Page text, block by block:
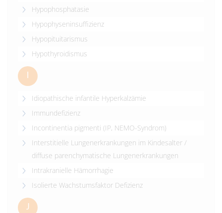
Hypophosphatasie
Hypophyseninsuffizienz
Hypopituitarismus
Hypothyroidismus
I
Idiopathische infantile Hyperkalzämie
Immundefizienz
Incontinentia pigmenti (IP, NEMO-Syndrom)
Interstitielle Lungenerkrankungen im Kindesalter /
diffuse parenchymatische Lungenerkrankungen
Intrakranielle Hämorrhagie
Isolierte Wachstumsfaktor Defizienz
J